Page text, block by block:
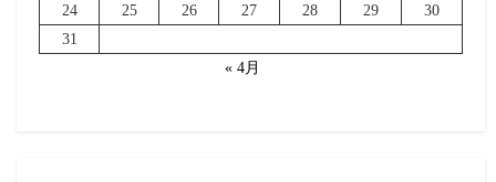
24
25 26 27 28 29
30
31
« 4月